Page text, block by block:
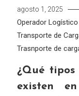
agosto 1, 2025
Operador Logístico
Transporte de
Trasnporte de
¿Qué
existen